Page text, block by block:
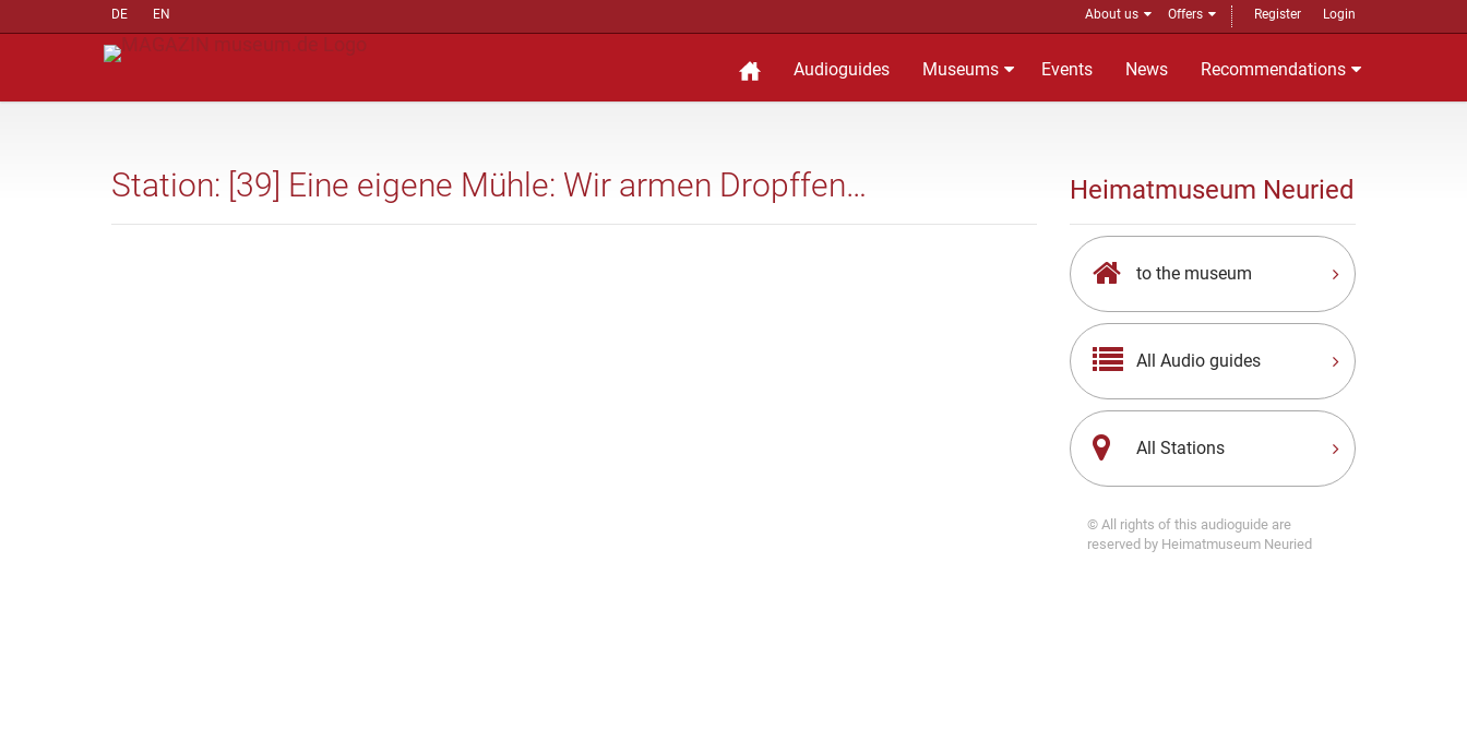
DE EN About us Offers Register Login
Audioguides Museums Events News Recommendations
Station: [39] Eine eigene Mühle: Wir armen Dropffen… Heimatmuseum Neuried
to the museum
All Audio guides
All Stations
© All rights of this audioguide are
reserved by Heimatmuseum Neuried